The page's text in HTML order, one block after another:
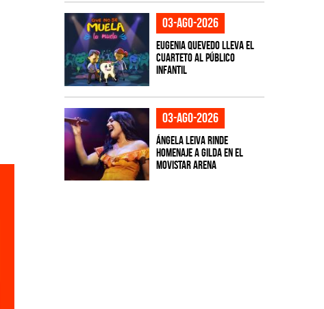
03-ago-2026
Eugenia Quevedo lleva el
cuarteto al público
infantil
03-ago-2026
Ángela Leiva rinde
homenaje a Gilda en el
Movistar Arena